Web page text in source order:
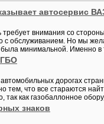
автосервис
внимания со
с обслуживанием. Но мы
минимальной. Именно в
дорогах
тем, что все стараются
так как газобаллонное
знаков